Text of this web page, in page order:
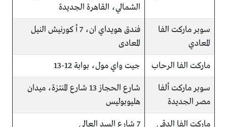
الشمالي، القاهرة الجديدة
سوبر ماركت الفا
المعادي
فندق هويداي ان، 7 أ كورنيش النيل
المعادى
ماركت الفا الرحاب جيت واي مول، بوابة 12-13
سوبر ماركت ألفا
مصر الجديدة
شارع الحجاز 13 شارع المنتزة، ميدان
هليوبوليس
ماركت الفا الدقي 7 شارع السد العالي